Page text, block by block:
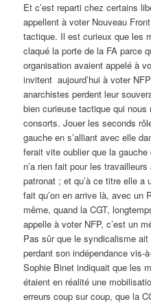
Et c’est reparti chez certains
appellent à voter Nouveau
tactique. Il est curieux que les
claqué la porte de la FA parce
organisation avaient appelé à
invitent aujourd’hui à voter
anarchistes perdent leur
bien curieuse tactique qui
consorts. Jouer les seconds
gauche en s’alliant avec elle
ferait vite oublier que la
n’a rien fait pour les
patronat ; et qu’à ce titre elle a
fait qu’on en arrive là, avec un
même, quand la CGT,
appelle à voter NFP, c’est un
Pas sûr que le syndicalisme
perdant son indépendance vis-
Sophie Binet indiquait que les
étaient en réalité une
erreurs coup sur coup, que la